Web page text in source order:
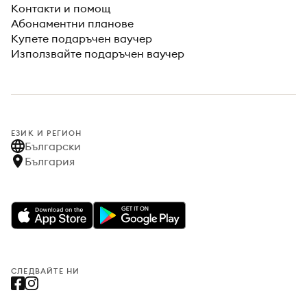
Контакти и помощ
Абонаментни планове
Купете подаръчен ваучер
Използвайте подаръчен ваучер
ЕЗИК И РЕГИОН
Български
България
СЛЕДВАЙТЕ НИ